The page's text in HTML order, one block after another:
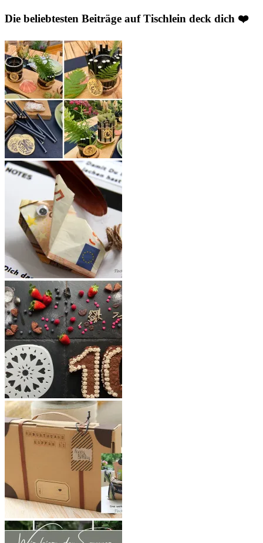
Die beliebtesten Beiträge auf Tischlein deck dich ❤️